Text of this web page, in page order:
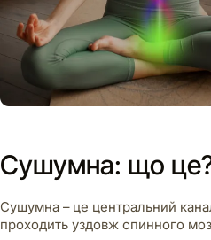
Сушумна: що
Сушумна – це центральний
проходить уздовж спинного